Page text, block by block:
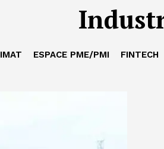
ESPACE PME/PMI FINTECH